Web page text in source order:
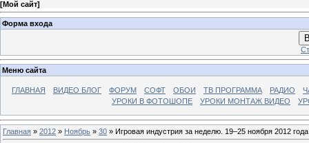
[Мой сайт]
Форма входа
Меню сайта
ГЛАВНАЯ ВИДЕО БЛОГ ФОРУМ СОФТ ОБОИ ТВ ПРОГРАММА РАДИО
УРОКИ В ФОТОШОПЕ
УРОКИ МОНТАЖ ВИДЕО
Главная » 2012 » Ноябрь » 30 » Игровая индустрия за неделю. 19–25 ноября 2012 года